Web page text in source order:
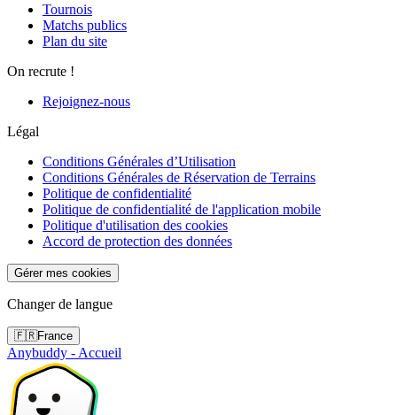
Tournois
Matchs publics
Plan du site
On recrute !
Rejoignez-nous
Légal
Conditions Générales d’Utilisation
Conditions Générales de Réservation de Terrains
Politique de confidentialité
Politique de confidentialité de l'application mobile
Politique d'utilisation des cookies
Accord de protection des données
Gérer mes cookies
Changer de langue
🇫🇷France
Anybuddy - Accueil